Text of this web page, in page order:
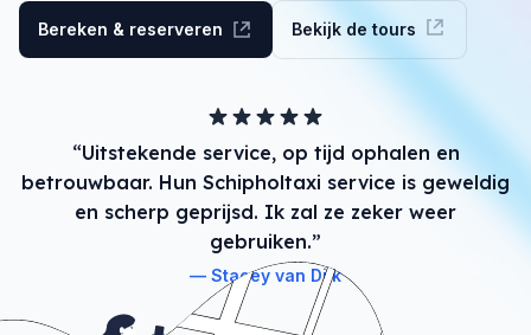
Bereken & reserveren Bekijk de tours
“Uitstekende service, op tijd ophalen en
betrouwbaar. Hun Schipholtaxi service is geweldig
en scherp geprijsd. Ik zal ze zeker weer
gebruiken.”
Stacey van Dijk